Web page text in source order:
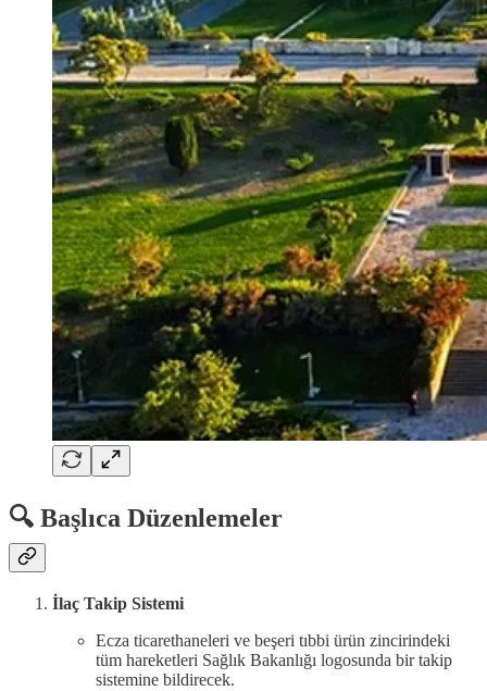
🔍 Başlıca Düzenlemeler
İlaç Takip Sistemi
Ecza ticarethaneleri ve beşeri tıbbi ürün zincirindeki
tüm hareketleri Sağlık Bakanlığı logosunda bir takip
sistemine bildirecek.